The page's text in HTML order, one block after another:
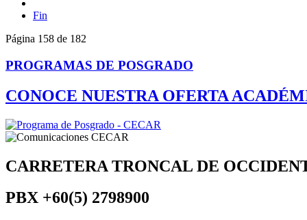
Fin
Página 158 de 182
PROGRAMAS DE POSGRADO
CONOCE NUESTRA OFERTA
CARRETERA TRONCAL DE
PBX +60(5) 2798900